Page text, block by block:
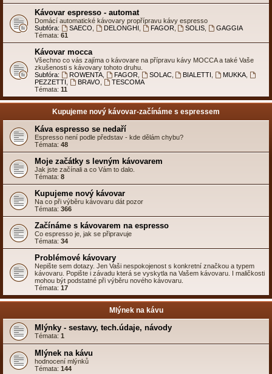
Kávovar espresso - automat
Domácí automatické kávovary propřípravu kávy espresso
Subfóra:
SAECO DELONGHI FAGOR SOLIS
GAGGIA
Témata: 61
Kávovar mocca
Všechno co vás zajíma o kávovare na přípravu kávy MOCCA a také Vaše
zkušenosti s kávovary tohoto druhu.
Subfóra:
ROWENTA, FAGOR SOLAC, BIALETTI MUKKA
PEZZETTI
BRAVO
TESCOMA
Témata: 11
Kupujeme nový kávovar-začínáme s espressem
Káva espresso se nedaří
Espresso není podle představ - kde dělám chybu?
Témata: 48
Moje začátky s levným kávovarem
Jak jste začínali a co Vám to dalo.
Témata: 8
Kupujeme nový kávovar
Na co při výběru kávovaru dát pozor
Témata: 366
Začínáme s kávovarem na espresso
Co espresso je, jak se připravuje
Témata: 34
Problémové kávovary
Nepište sem dotazy. Jen Vaši nespokojenost s konkretní značkou a typem
kávovaru. Popište i závadu která se vyskytla na Vašem kávovaru. I maličkosti
mohou být podstatné při výběru nového kávovaru.
Témata: 17
Mlýnek na kávu
Mlýnky - sestavy, tech.údaje, návody
Témata: 1
Mlýnek na kávu
hodnocení mlýnků
Témata: 144